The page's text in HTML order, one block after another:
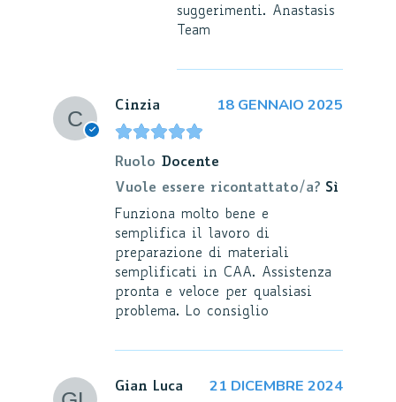
suggerimenti. Anastasis
Team
Cinzia 18 GENNAIO 2025
Ruolo Docente
Vuole essere ricontattato/a? Sì
Funziona molto bene e
semplifica il lavoro di
preparazione di materiali
semplificati in CAA. Assistenza
pronta e veloce per qualsiasi
problema. Lo consiglio
Gian Luca 21 DICEMBRE 2024